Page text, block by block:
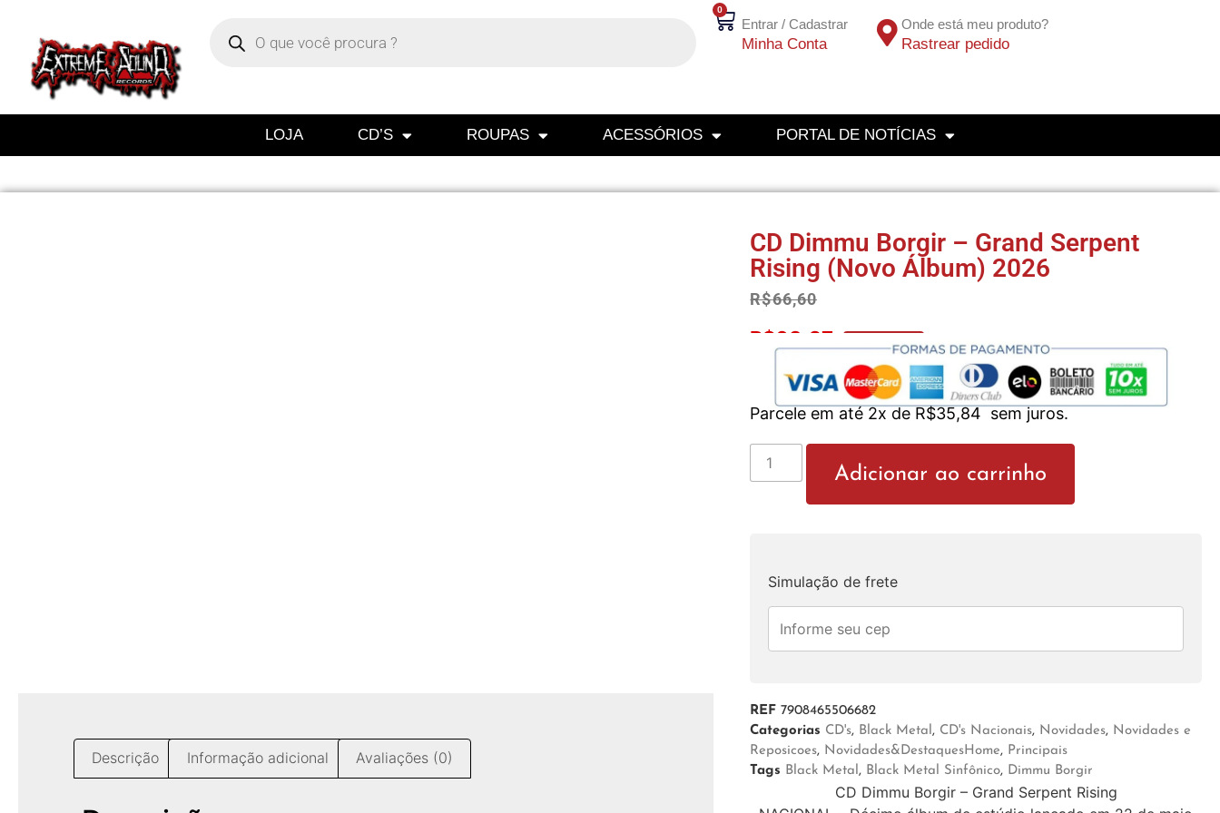
0
Entrar / Cadastrar
Minha Conta
Onde está meu produto?
Rastrear pedido
LOJA CD’S ROUPAS ACESSÓRIOS PORTAL DE NOTÍCIAS
Descrição Informação adicional Avaliações (0)
CD Dimmu Borgir – Grand Serpent
Rising (Novo Álbum) 2026
R$66,60
R$63,27
Parcele em até 2x de R$35,84 sem juros.
Adicionar ao carrinho
Simulação de frete
REF7908465506682
Categorias CD's, Black Metal , CD's Nacionais, Novidades, Novidades e
Reposicoes, Novidades&DestaquesHome, Principais
Tags Black Metal , Black Metal Sinfônico, Dimmu Borgir
CD Dimmu Borgir – Grand Serpent Rising